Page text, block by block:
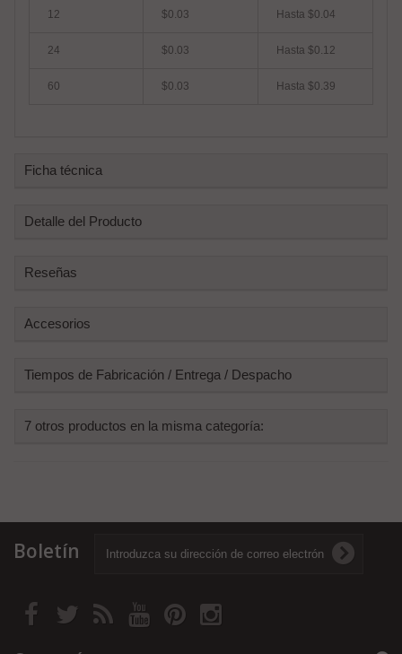
12 $0.03 Hasta $0.04
24 $0.03 Hasta $0.12
60 $0.03 Hasta $0.39
Ficha técnica
Detalle del Producto
Reseñas
Accesorios
Tiempos de Fabricación / Entrega / Despacho
7 otros productos en la misma categoría:
Boletín